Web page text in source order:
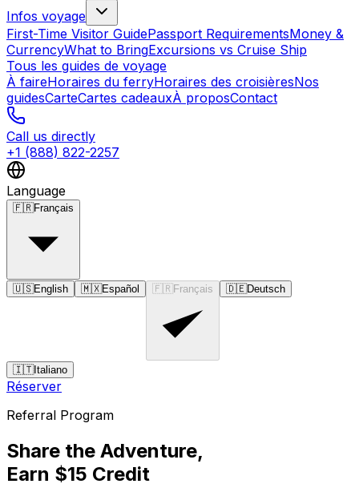
Infos voyage
First-Time Visitor GuidePassport RequirementsMoney &
CurrencyWhat to BringExcursions vs Cruise Ship
Tous les guides de voyage
À faireHoraires du ferryHoraires des croisièresNos
guidesCarteCartes cadeauxÀ proposContact
Call us directly
+1 (888) 822-2257
Language
🇫🇷Français
🇺🇸English 🇲🇽Español 🇫🇷 Français 🇩🇪Deutsch
🇮🇹Italiano
Réserver
Referral Program
Share the Adventure,
Earn $15 Credit